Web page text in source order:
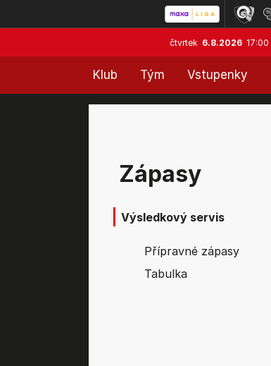
čtvrtek 6.8.2026 17:00
Klub Tým Vstupenky
Zápasy
Výsledkový servis
Přípravné zápasy
Tabulka